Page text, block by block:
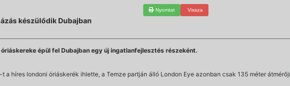
Nyomtat Vissza
készülődik Dubajban
épül fel Dubajban egy új ingatlanfejlesztés részeként.
a híres londoni óriáskerék ihlette, a Temze partján álló London Eye azonban csak 135 méter